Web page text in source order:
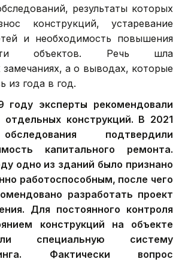
результаты которых
конструкций, устаревание
и необходимость повышения
объектов. Речь шла
а о выводах, которые
из года в год.
эксперты рекомендовали
отдельных конструкций. В 2021
подтвердили
капитального ремонта.
одно из зданий было признано
работоспособным, после чего
разработать проект
Для постоянного контроля
конструкций на объекте
специальную систему
Фактически вопрос